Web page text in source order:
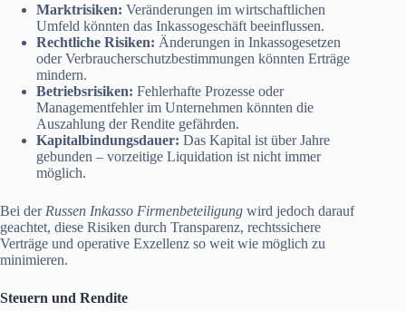
Marktrisiken: Veränderungen im wirtschaftlichen
Umfeld könnten das Inkassogeschäft beeinflussen.
Rechtliche Risiken: Änderungen in Inkassogesetzen
oder Verbraucherschutzbestimmungen könnten Erträge
mindern.
Betriebsrisiken: Fehlerhafte Prozesse oder
Managementfehler im Unternehmen könnten die
Auszahlung der Rendite gefährden.
Kapitalbindungsdauer: Das Kapital ist über Jahre
gebunden – vorzeitige Liquidation ist nicht immer
möglich.
Bei der Russen Inkasso Firmenbeteiligung wird jedoch darauf
geachtet, diese Risiken durch Transparenz, rechtssichere
Verträge und operative Exzellenz so weit wie möglich zu
minimieren.
Steuern und Rendite